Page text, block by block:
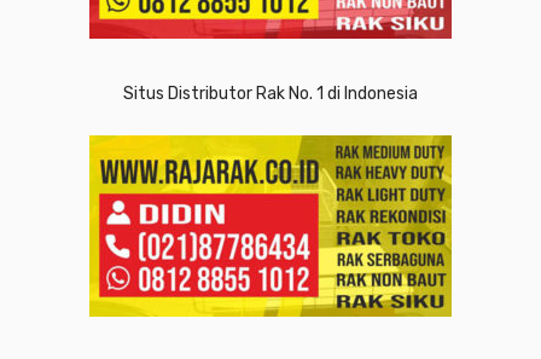
Situs Distributor Rak No. 1 di Indonesia